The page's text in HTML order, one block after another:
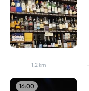
1,2 km
16:00